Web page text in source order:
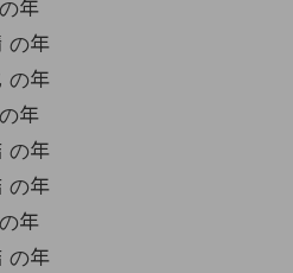
年
の年
の年
年
の年
の年
年
の年